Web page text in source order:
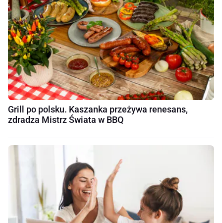
Grill po polsku. Kaszanka przeżywa renesans,
zdradza Mistrz Świata w BBQ